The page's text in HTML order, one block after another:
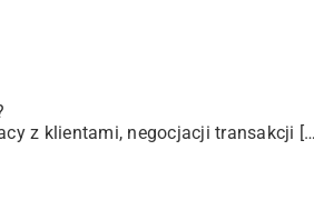
z klientami, negocjacji transakcji